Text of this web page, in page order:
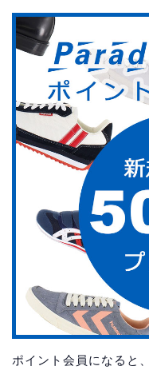
ポイント会員になると